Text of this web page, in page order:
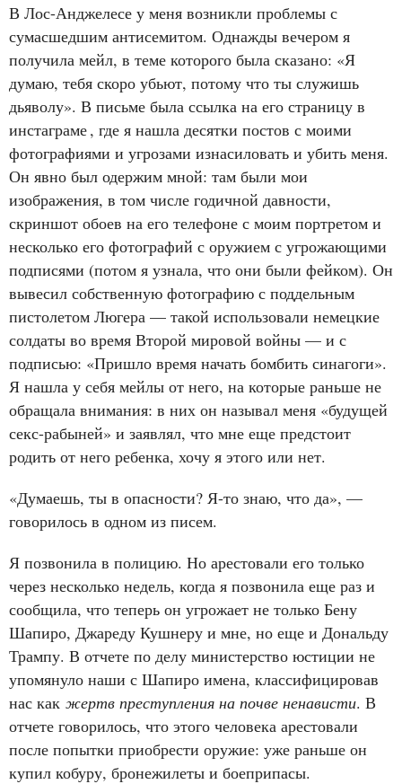
В Лос-Анджелесе у меня возникли проблемы с
сумасшедшим антисемитом. Однажды вечером я
получила мейл, в теме которого была сказано: «Я
думаю, тебя скоро убьют, потому что ты служишь
дьяволу». В письме была ссылка на его страницу в
инстаграме, где я нашла десятки постов с моими
фотографиями и угрозами изнасиловать и убить меня.
Он явно был одержим мной: там были мои
изображения, в том числе годичной давности,
скриншот обоев на его телефоне с моим портретом и
несколько его фотографий с оружием с угрожающими
подписями (потом я узнала, что они были фейком). Он
вывесил собственную фотографию с поддельным
пистолетом Люгера — такой использовали немецкие
солдаты во время Второй мировой войны — и с
подписью: «Пришло время начать бомбить синагоги».
Я нашла у себя мейлы от него, на которые раньше не
обращала внимания: в них он называл меня «будущей
секс-рабыней» и заявлял, что мне еще предстоит
родить от него ребенка, хочу я этого или нет.
«Думаешь, ты в опасности? Я-то знаю, что да», —
говорилось в одном из писем.
Я позвонила в полицию. Но арестовали его только
через несколько недель, когда я позвонила еще раз и
сообщила, что теперь он угрожает не только Бену
Шапиро, Джареду Кушнеру и мне, но еще и Дональду
Трампу. В отчете по делу министерство юстиции не
упомянуло наши с Шапиро имена, классифицировав
нас как жертв преступления на почве ненависти. В
отчете говорилось, что этого человека арестовали
после попытки приобрести оружие: уже раньше он
купил кобуру, бронежилеты и боеприпасы.